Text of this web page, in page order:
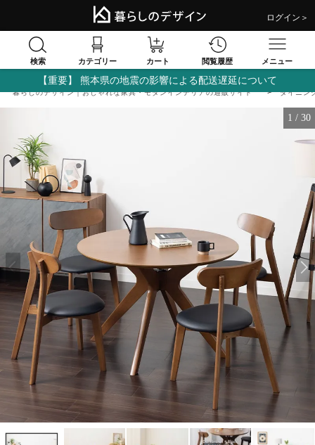
ログイン＞
検索 カテゴリー カート 閲覧履歴 メニュー
【重要】 熊本県の地震の影響による配送遅延について
暮らしのデザイン｜おしゃれな家具・モダンインテリアの通販サイト ダイニン
1 / 30